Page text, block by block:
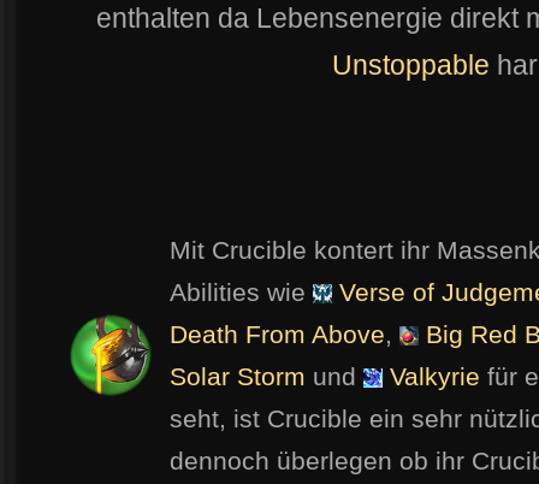
enthalten da Lebensenergie direkt
Unstoppable
Mit Crucible kontert ihr
Abilities wie
Verse of
Death From Above,
Big Red
Solar Storm und Valkyrie für
seht, ist Crucible ein sehr
dennoch überlegen ob ihr